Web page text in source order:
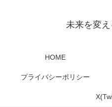
未来を変
HOME
プライバシーポリシー